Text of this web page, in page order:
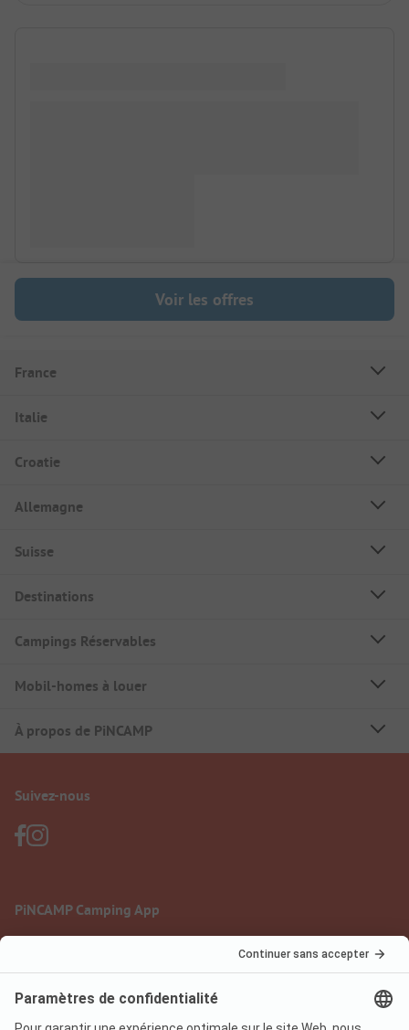
Voir les offres
France
Italie
Croatie
Allemagne
Suisse
Destinations
Campings Réservables
Mobil-homes à louer
À propos de PiNCAMP
Suivez-nous
PiNCAMP Camping App